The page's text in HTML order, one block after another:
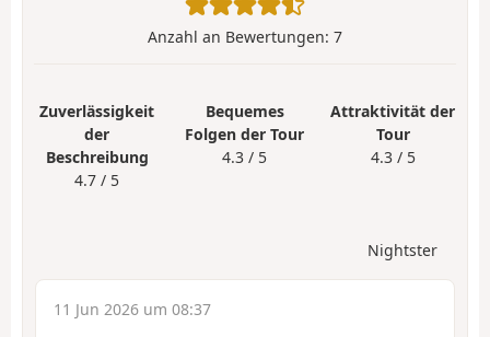
Anzahl an Bewertungen: 7
Zuverlässigkeit
der
Beschreibung
4.7 / 5
Bequemes
Folgen der Tour
4.3 / 5
Attraktivität der
Tour
4.3 / 5
Nightster
11 Jun 2026 um 08:37